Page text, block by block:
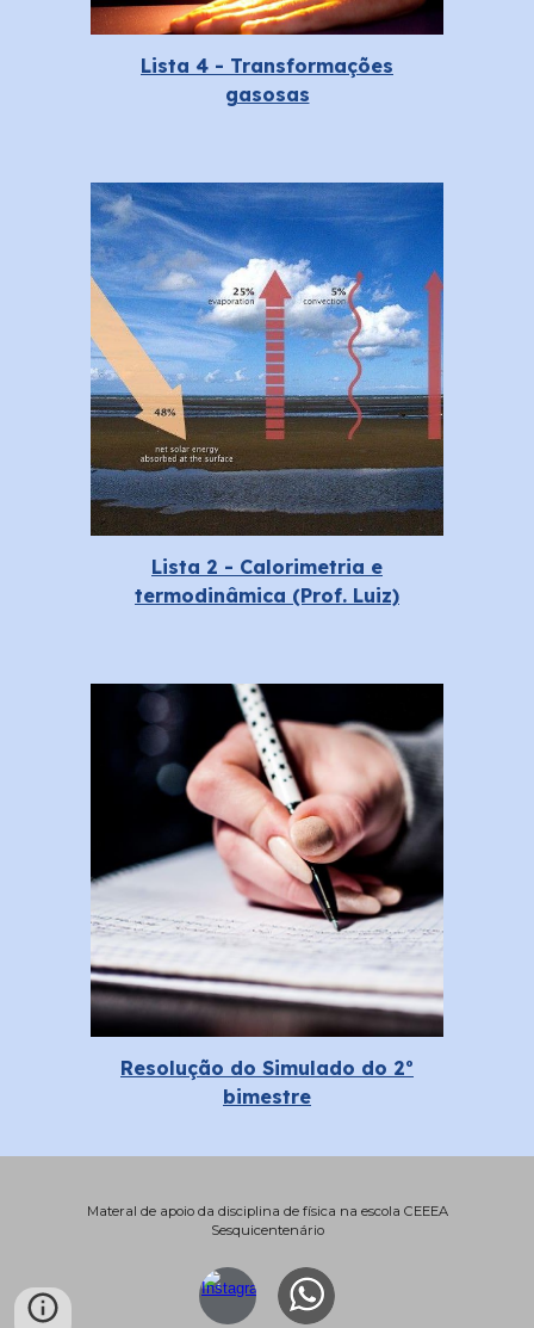
Lista 4 - Transformações
gasosas
Lista 2 - Calorimetria e
termodinâmica (Prof. Luiz)
Resolução do Simulado do 2º
bimestre
Materal de apoio da disciplina de física na escola CEEEA
Sesquicentenário